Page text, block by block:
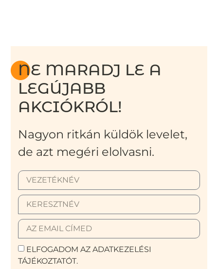
NE MARADJ LE A
LEGÚJABB
AKCIÓKRÓL!
Nagyon ritkán küldök levelet,
de azt megéri elolvasni.
ELFOGADOM AZ ADATKEZELÉSI
TÁJÉKOZTATÓT.